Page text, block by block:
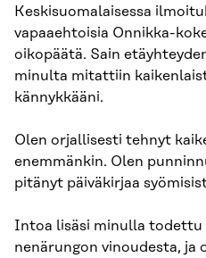
Keskisuomalaisessa
vapaaehtoisia Onnikka-
oikopäätä. Sain
minulta mitattiin
kännykkääni.
Olen orjallisesti tehnyt
enemmänkin. Olen
pitänyt päiväkirjaa
Intoa lisäsi minulla todettu
nenärungon vinoudesta, ja